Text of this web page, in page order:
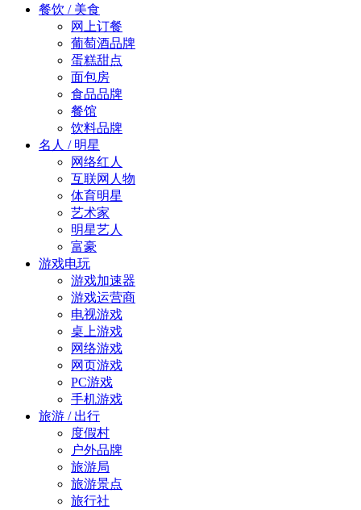
餐饮 / 美食
网上订餐
葡萄酒品牌
蛋糕甜点
面包房
食品品牌
餐馆
饮料品牌
名人 / 明星
网络红人
互联网人物
体育明星
艺术家
明星艺人
富豪
游戏电玩
游戏加速器
游戏运营商
电视游戏
桌上游戏
网络游戏
网页游戏
PC游戏
手机游戏
旅游 / 出行
度假村
户外品牌
旅游局
旅游景点
旅行社